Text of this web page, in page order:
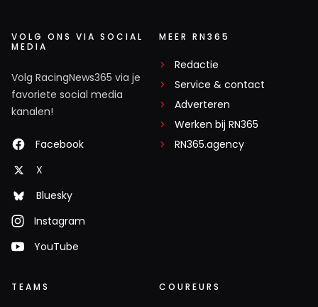
VOLG ONS VIA SOCIAL
MEDIA
Volg RacingNews365 via je
favoriete social media
kanalen!
Facebook
X
Bluesky
Instagram
YouTube
MEER RN365
Redactie
Service & contact
Adverteren
Werken bij RN365
RN365.agency
TEAMS COUREURS